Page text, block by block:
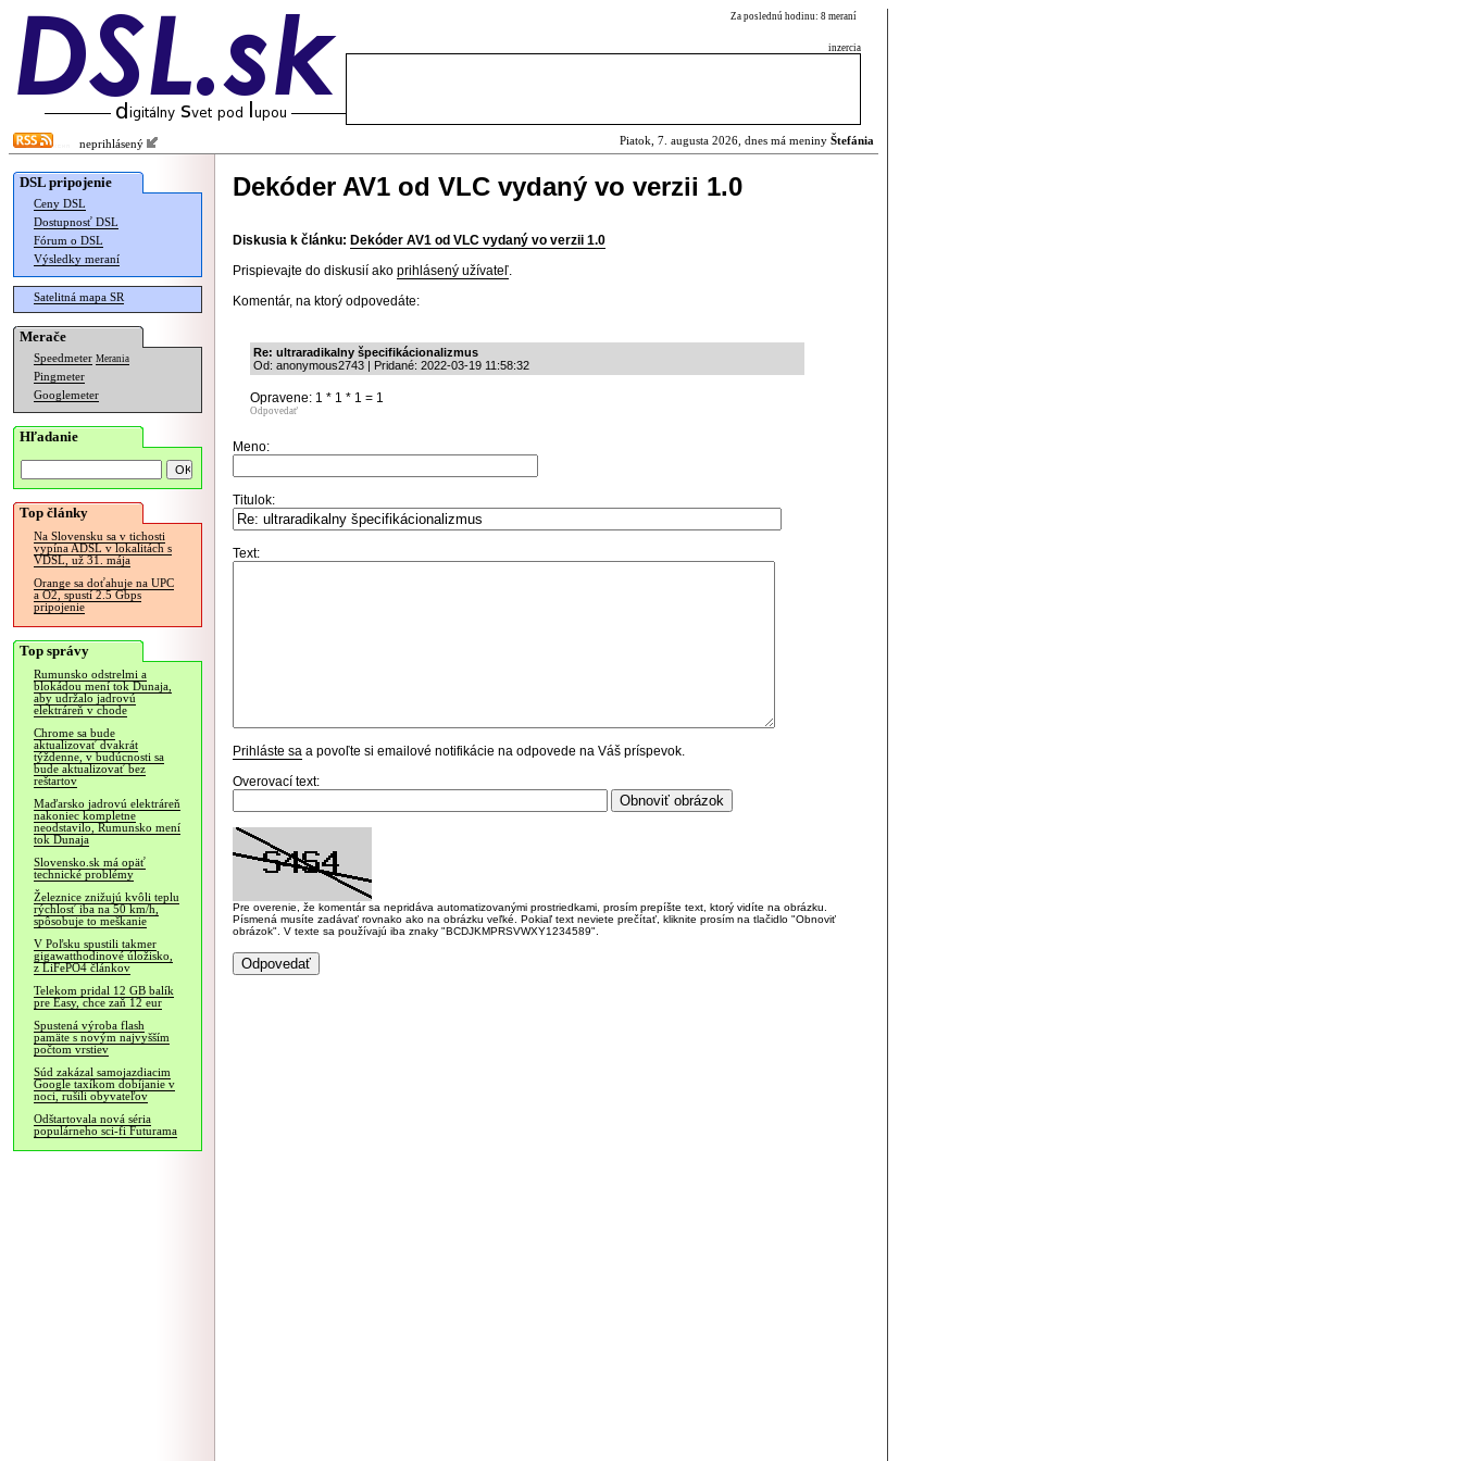
Za poslednú hodinu: 8 meraní
inzercia
neprihlásený Piatok, 7. augusta 2026, dnes má meniny Štefánia
DSL pripojenie
Ceny DSL
Dostupnosť DSL
Fórum o DSL
Výsledky meraní
Satelitná mapa SR
Merače
Speedmeter Merania
Pingmeter
Googlemeter
Hľadanie
Top články
Na Slovensku sa v tichosti
vypína ADSL v lokalitách s
VDSL, už 31. mája
Orange sa doťahuje na UPC
a O2, spustí 2.5 Gbps
pripojenie
Top správy
Rumunsko odstrelmi a
blokádou mení tok Dunaja,
aby udržalo jadrovú
elektráreň v chode
Chrome sa bude
aktualizovať dvakrát
týždenne, v budúcnosti sa
bude aktualizovať bez
reštartov
Maďarsko jadrovú elektráreň
nakoniec kompletne
neodstavilo, Rumunsko mení
tok Dunaja
Slovensko.sk má opäť
technické problémy
Železnice znižujú kvôli teplu
rýchlosť iba na 50 km/h,
spôsobuje to meškanie
V Poľsku spustili takmer
gigawatthodinové úložisko,
z LiFePO4 článkov
Telekom pridal 12 GB balík
pre Easy, chce zaň 12 eur
Spustená výroba flash
pamäte s novým najvyšším
počtom vrstiev
Súd zakázal samojazdiacim
Google taxíkom dobíjanie v
noci, rušili obyvateľov
Odštartovala nová séria
populárneho sci-fi Futurama
Dekóder AV1 od VLC vydaný vo verzii 1.0
Diskusia k článku: Dekóder AV1 od VLC vydaný vo verzii 1.0
Prispievajte do diskusií ako prihlásený užívateľ.
Komentár, na ktorý odpovedáte:
Re: ultraradikalny špecifikácionalizmus
Od: anonymous2743 | Pridané: 2022-03-19 11:58:32
Opravene: 1 * 1 * 1 = 1
Odpovedať
Meno:
Titulok:
Text:
Prihláste sa a povoľte si emailové notifikácie na odpovede na Váš príspevok.
Overovací text:
Pre overenie, že komentár sa nepridáva automatizovanými prostriedkami, prosím prepíšte text, ktorý vidíte na obrázku.
Písmená musíte zadávať rovnako ako na obrázku veľké. Pokiaľ text neviete prečítať, kliknite prosím na tlačidlo "Obnoviť
obrázok". V texte sa používajú iba znaky "BCDJKMPRSVWXY1234589".